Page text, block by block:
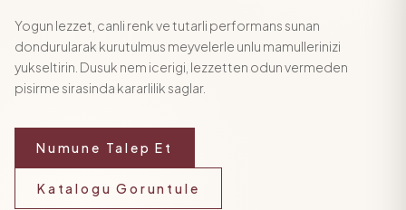
Yogun lezzet, canli renk ve tutarli performans sunan
dondurularak kurutulmus meyvelerle unlu mamullerinizi
yukseltirin. Dusuk nem icerigi, lezzetten odun vermeden
pisirme sirasinda kararlilik saglar.
Numune Talep Et
Katalogu Goruntule